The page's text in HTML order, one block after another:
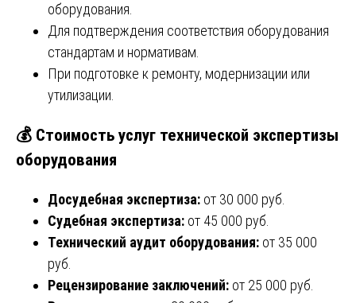
оборудования.
Для подтверждения соответствия оборудования
стандартам и нормативам.
При подготовке к ремонту, модернизации или
утилизации.
💰 Стоимость услуг технической экспертизы
оборудования
Досудебная экспертиза: от 30 000 руб.
Судебная экспертиза: от 45 000 руб.
Технический аудит оборудования: от 35 000
руб.
Рецензирование заключений: от 25 000 руб.